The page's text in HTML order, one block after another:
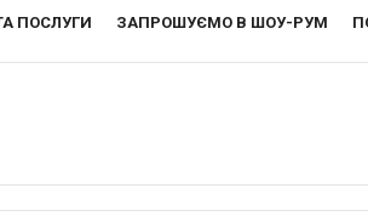
ПОСЛУГИ ЗАПРОШУЄМО В ШОУ-РУМ